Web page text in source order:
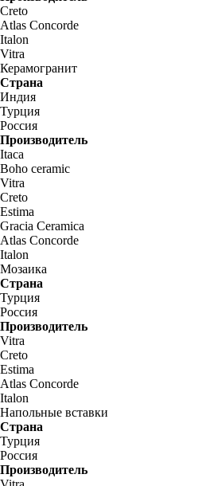
Creto
Atlas Concorde
Italon
Vitra
Керамогранит
Страна
Индия
Турция
Россия
Производитель
Itaca
Boho ceramic
Vitra
Creto
Estima
Gracia Ceramica
Atlas Concorde
Italon
Мозаика
Страна
Турция
Россия
Производитель
Vitra
Creto
Estima
Atlas Concorde
Italon
Напольные вставки
Страна
Турция
Россия
Производитель